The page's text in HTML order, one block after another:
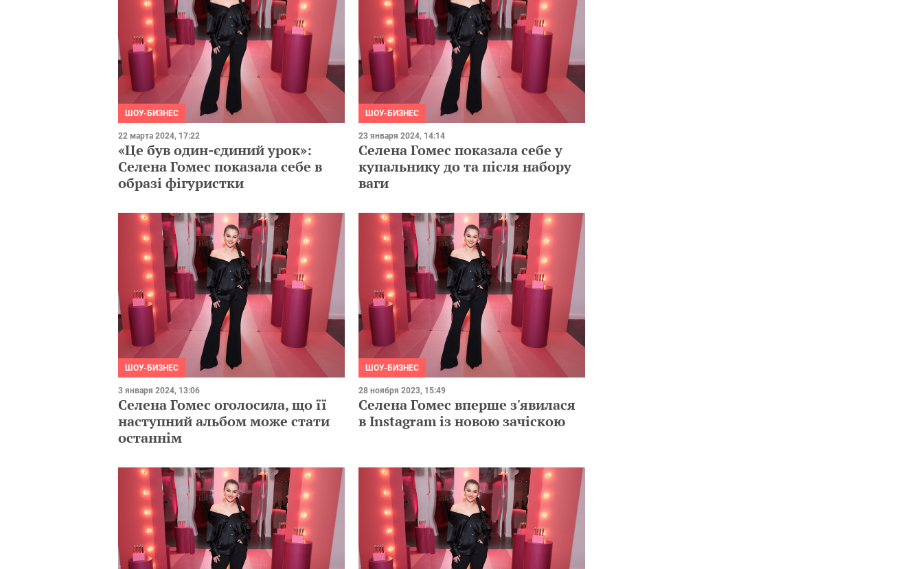
ШОУ-БИЗНЕС
22 марта 2024, 17:22
«Це був один-єдиний урок»:
Селена Гомес показала себе в
образі фігуристки
ШОУ-БИЗНЕС
23 января 2024, 14:14
Селена Гомес показала себе у
купальнику до та після набору
ваги
ШОУ-БИЗНЕС
3 января 2024, 13:06
Селена Гомес оголосила, що її
наступний альбом може стати
останнім
ШОУ-БИЗНЕС
28 ноября 2023, 15:49
Селена Гомес вперше з'явилася
в Instagram із новою зачіскою